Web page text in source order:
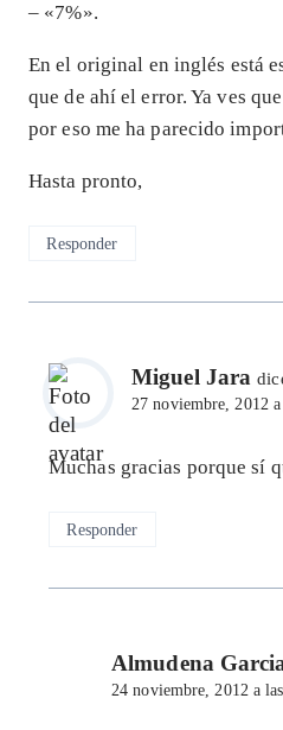
– «7%».
En el original en inglés está
que de ahí el error. Ya ves
por eso me ha parecido
Hasta pronto,
Responder
Miguel Jara
27 noviembre, 2012
Muchas gracias porque sí
Responder
Almudena
24 noviembre, 2012 a